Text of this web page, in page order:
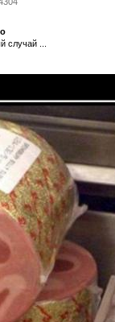
случай ...